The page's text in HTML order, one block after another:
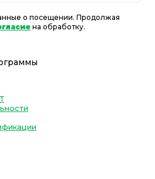
о посещении. Продолжая
на обработку.